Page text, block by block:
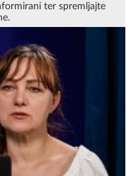
ter spremljajte